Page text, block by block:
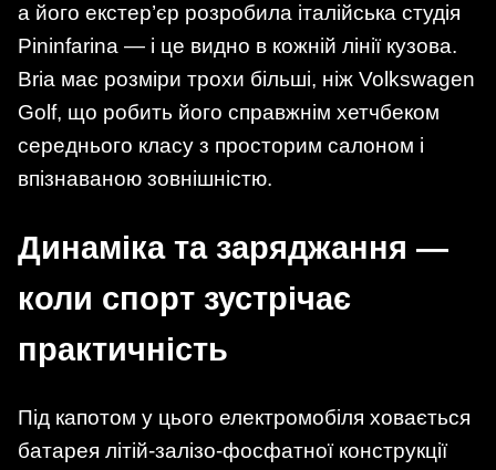
а його екстер’єр розробила італійська студія
Pininfarina — і це видно в кожній лінії кузова.
Bria має розміри трохи більші, ніж Volkswagen
Golf, що робить його справжнім хетчбеком
середнього класу з просторим салоном і
впізнаваною зовнішністю.
Динаміка та заряджання —
коли спорт зустрічає
практичність
Під капотом у цього електромобіля ховається
батарея літій-залізо-фосфатної конструкції